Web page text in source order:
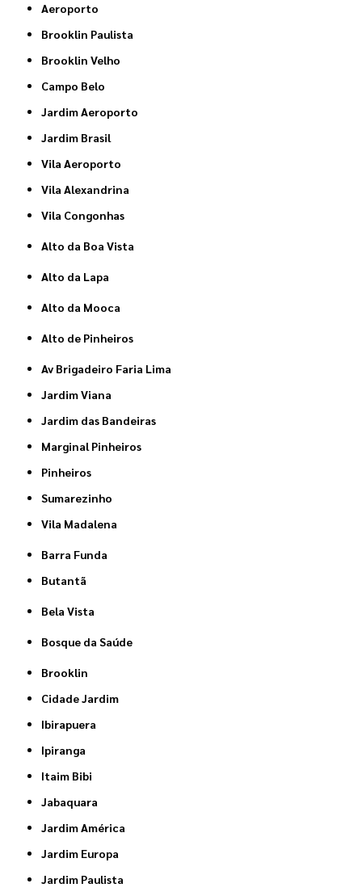
Aeroporto
Brooklin Paulista
Brooklin Velho
Campo Belo
Jardim Aeroporto
Jardim Brasil
Vila Aeroporto
Vila Alexandrina
Vila Congonhas
Alto da Boa Vista
Alto da Lapa
Alto da Mooca
Alto de Pinheiros
Av Brigadeiro Faria Lima
Jardim Viana
Jardim das Bandeiras
Marginal Pinheiros
Pinheiros
Sumarezinho
Vila Madalena
Barra Funda
Butantã
Bela Vista
Bosque da Saúde
Brooklin
Cidade Jardim
Ibirapuera
Ipiranga
Itaim Bibi
Jabaquara
Jardim América
Jardim Europa
Jardim Paulista